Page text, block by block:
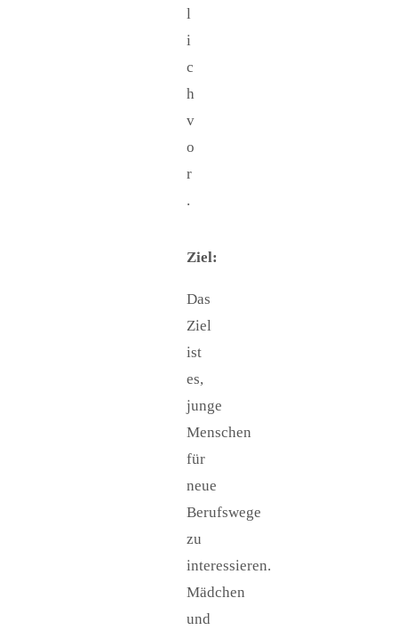
l
i
c
h
v
o
r
.
Ziel:
Das
Ziel
ist
es,
junge
Menschen
für
neue
Berufswege
zu
interessieren.
Mädchen
und